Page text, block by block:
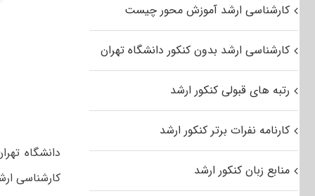
دانشگاه
کارشناسی
کارشناسی ارشد آموزش محور چیست
کارشناسی ارشد بدون کنکور دانشگاه تهران
رتبه های قبولی کنکور ارشد
کارنامه نفرات برتر کنکور ارشد
منابع زبان کنکور ارشد